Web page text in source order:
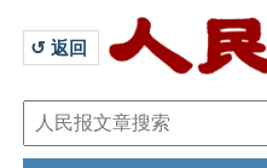
↺ 返回